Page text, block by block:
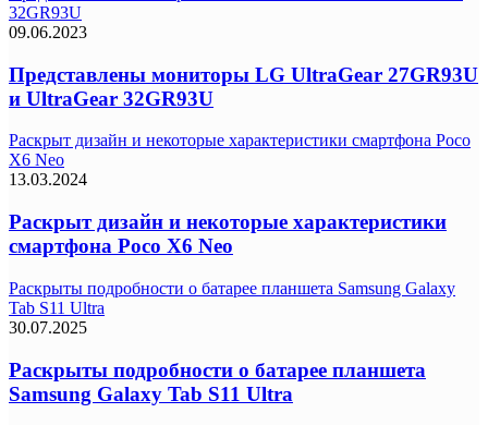
32GR93U
09.06.2023
Представлены мониторы LG UltraGear 27GR93U
и UltraGear 32GR93U
Раскрыт дизайн и некоторые характеристики смартфона Poco
X6 Neo
13.03.2024
Раскрыт дизайн и некоторые характеристики
смартфона Poco X6 Neo
Раскрыты подробности о батарее планшета Samsung Galaxy
Tab S11 Ultra
30.07.2025
Раскрыты подробности о батарее планшета
Samsung Galaxy Tab S11 Ultra